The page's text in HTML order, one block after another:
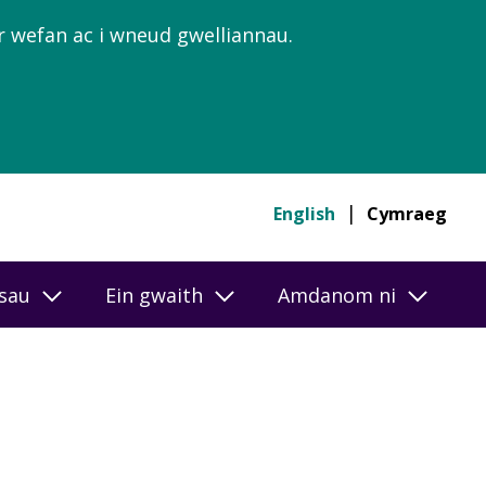
wefan ac i wneud gwelliannau.
English Cymraeg
Ein gwaith Amdanom ni